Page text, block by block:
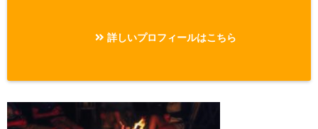
詳しいプロフィールはこちら